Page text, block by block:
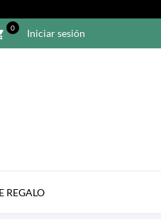
0 Iniciar sesión
REGALO